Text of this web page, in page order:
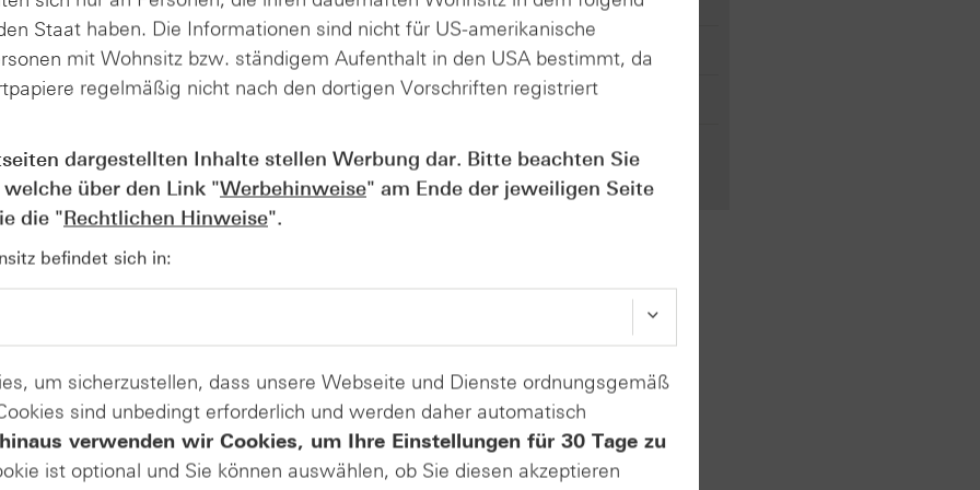
genutzt, aber
Sicherheit
von
im Jahr 2025
Verbesserung
Gründungsjahr 2010
Hauptsitz San Fransisco, Kalifornien
Währung des
USD
der
für
liefert
und für
Branche
Technologie/Photonik, Halbleiter
Gründungsjahr
1971
Hauptsitz
Saxonburg, Pennsylvania
Währung des BasiswertsUSD
Staat haben. Die Informationen sind nicht für US-amerikanische
mit Wohnsitz bzw. ständigem Aufenthalt in den USA bestimmt, da
regelmäßig nicht nach den dortigen Vorschriften registriert
dargestellten Inhalte stellen Werbung dar. Bitte beachten Sie
über den Link "Werbehinweise" am Ende der jeweiligen Seite
die "Rechtlichen Hinweise".
befindet sich in:
um sicherzustellen, dass unsere Webseite und Dienste ordnungsgemäß
sind unbedingt erforderlich und werden daher automatisch
verwenden wir Cookies, um Ihre Einstellungen für 30 Tage zu
ist optional und Sie können auswählen, ob Sie diesen akzeptieren